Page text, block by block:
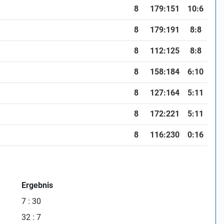
8 179:151 10:6
8 179:191 8:8
8 112:125 8:8
8 158:184 6:10
8 127:164 5:11
8 172:221 5:11
8 116:230 0:16
Ergebnis
7 : 30
32 : 7